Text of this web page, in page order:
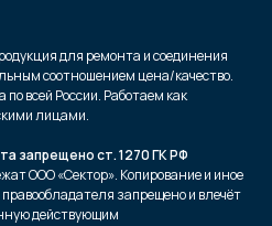
для ремонта и соединения
соотношением цена/качество.
всей России. Работаем как
лицами.
запрещено ст. 1270 ГК РФ
ООО «Сектор». Копирование и иное
запрещено и влечёт
действующим